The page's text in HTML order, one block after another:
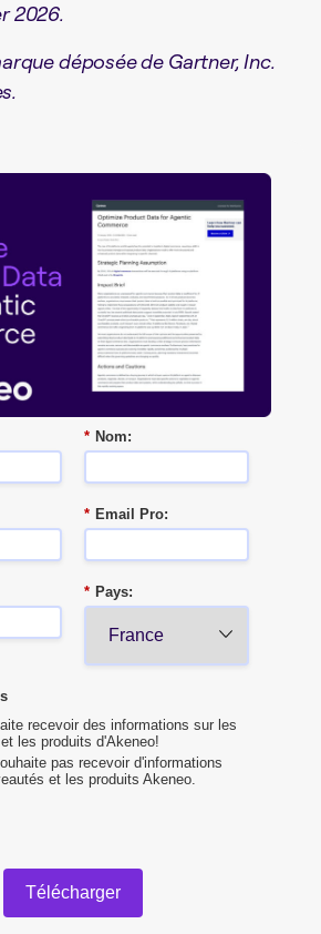
2026.
déposée de Gartner, Inc.
* Nom:
* Email Pro:
* Pays:
recevoir des informations sur les
les produits d'Akeneo!
pas recevoir d'informations
et les produits Akeneo.
Télécharger